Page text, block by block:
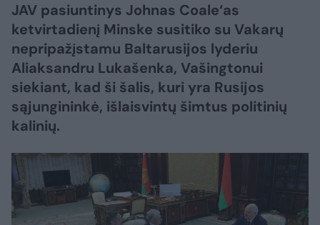
JAV pasiuntinys Johnas Coale‘as
ketvirtadienį Minske susitiko su Vakarų
nepripažįstamu Baltarusijos lyderiu
Aliaksandru Lukašenka, Vašingtonui
siekiant, kad ši šalis, kuri yra Rusijos
sąjungininkė, išlaisvintų šimtus politinių
kalinių.